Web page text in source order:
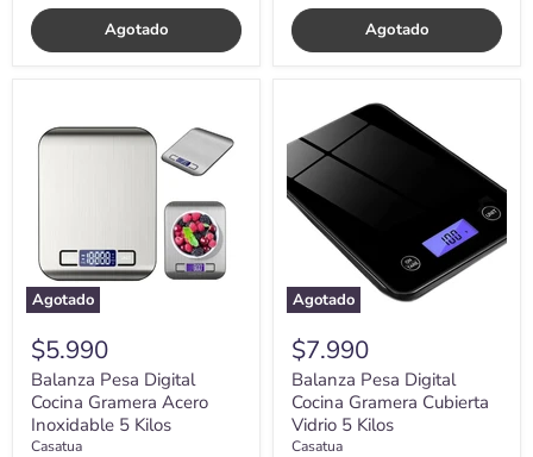
Agotado Agotado
Agotado
Digital
Kilos
$5.990
Balanza Pesa Digital
Cocina Gramera Acero
Inoxidable 5 Kilos
Casatua
Agotado
Digital
Cocina
Gramera
Cubierta
Vidrio
$7.990
Balanza Pesa Digital
Cocina Gramera Cubierta
Vidrio 5 Kilos
Casatua